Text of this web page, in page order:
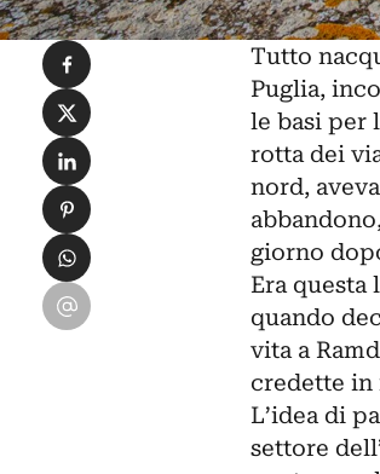
Tutto
Puglia,
le basi per
rotta dei
nord,
giorno
Era questa
quando
vita a
credette in
L’idea di
settore
Condividi su Facebook
Condividi su X
Condividi su LinkedIn
Condividi su Pinterest
Condividi su WhatsApp
Condividi su Email